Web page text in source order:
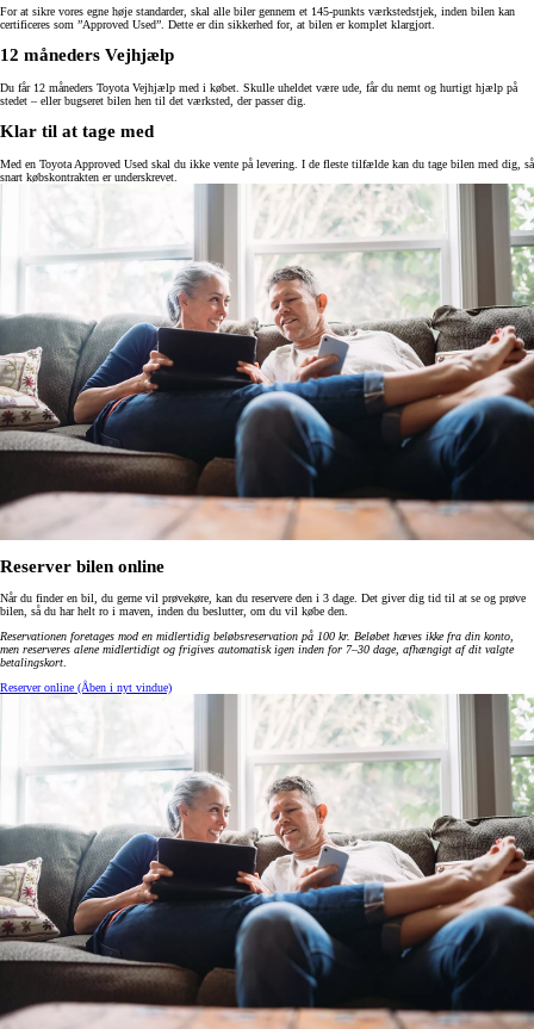
For at sikre vores egne høje standarder, skal alle biler gennem et 145-punkts værkstedstjek, inden bilen kan
certificeres som ”Approved Used”. Dette er din sikkerhed for, at bilen er komplet klargjort.
12 måneders Vejhjælp
Du får 12 måneders Toyota Vejhjælp med i købet. Skulle uheldet være ude, får du nemt og hurtigt hjælp på
stedet – eller bugseret bilen hen til det værksted, der passer dig.
Klar til at tage med
Med en Toyota Approved Used skal du ikke vente på levering. I de fleste tilfælde kan du tage bilen med dig, så
snart købskontrakten er underskrevet.
Reserver bilen online
Når du finder en bil, du gerne vil prøvekøre, kan du reservere den i 3 dage. Det giver dig tid til at se og prøve
bilen, så du har helt ro i maven, inden du beslutter, om du vil købe den.
Reservationen foretages mod en midlertidig beløbsreservation på 100 kr. Beløbet hæves ikke fra din konto,
men reserveres alene midlertidigt og frigives automatisk igen inden for 7–30 dage, afhængigt af dit valgte
betalingskort.
Reserver online (Åben i nyt vindue)